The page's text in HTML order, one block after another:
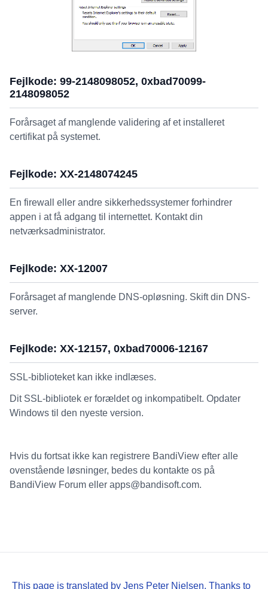
Fejlkode: 99-2148098052, 0xbad70099-
2148098052
Forårsaget af manglende validering af et installeret
certifikat på systemet.
Fejlkode: XX-2148074245
En firewall eller andre sikkerhedssystemer forhindrer
appen i at få adgang til internettet. Kontakt din
netværksadministrator.
Fejlkode: XX-12007
Forårsaget af manglende DNS-opløsning. Skift din DNS-
server.
Fejlkode: XX-12157, 0xbad70006-12167
SSL-biblioteket kan ikke indlæses.
Dit SSL-bibliotek er forældet og inkompatibelt. Opdater
Windows til den nyeste version.
Hvis du fortsat ikke kan registrere BandiView efter alle
ovenstående løsninger, bedes du kontakte os på
BandiView Forum eller apps@bandisoft.com.
This page is translated by Jens Peter Nielsen. Thanks to